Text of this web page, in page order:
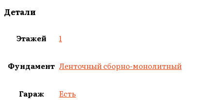
Детали
Этажей 1
Фундамент Ленточный сборно-монолитный
Гараж Есть